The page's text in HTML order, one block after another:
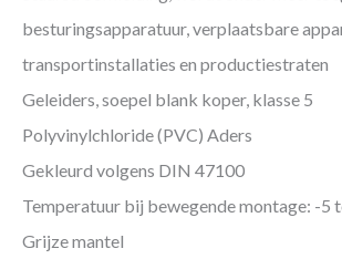
besturingsapparatuur, verplaatsbare
transportinstallaties en productiestraten
Geleiders, soepel blank koper, klasse 5
Polyvinylchloride (PVC) Aders
Gekleurd volgens DIN 47100
Temperatuur bij bewegende montage: -5
Grijze mantel